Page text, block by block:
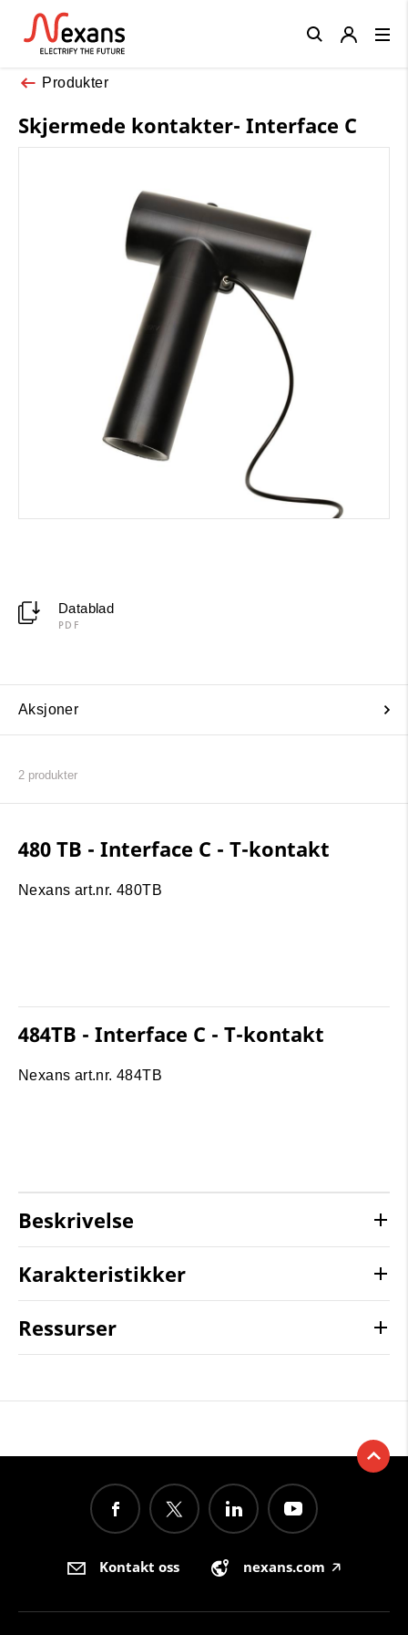
Produkter
Skjermede kontakter- Interface C
Datablad
PDF
Aksjoner
2 produkter
480 TB - Interface C - T-kontakt
Nexans art.nr. 480TB
484TB - Interface C - T-kontakt
Nexans art.nr. 484TB
Beskrivelse
Karakteristikker
Ressurser
Close
Kontakt oss nexans.com 🡥